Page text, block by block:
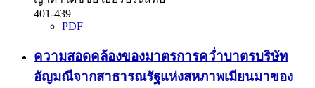
401-439
PDF
ความสอดคล้องของมาตรการคว่ำบาตรบริษัท
อัญมณีจากสาธารณรัฐแห่งสหภาพเมียนมาของ